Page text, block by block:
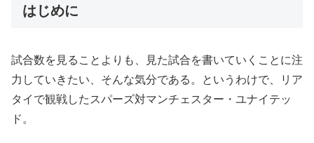
はじめに
試合数を見ることよりも、見た試合を書いていくことに注
力していきたい、そんな気分である。というわけで、リア
タイで観戦したスパーズ対マンチェスター・ユナイテッ
ド。